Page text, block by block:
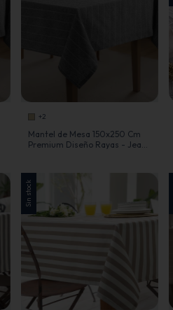
+2
Mantel de Mesa 150x250 Cm
Premium Diseño Rayas - Jean
Sin stock